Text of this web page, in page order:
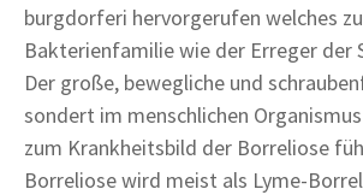
burgdorferi hervorgerufen welches
Bakterienfamilie wie der Erreger der
Der große, bewegliche und
sondert im menschlichen
zum Krankheitsbild der Borreliose
Borreliose wird meist als Lyme-